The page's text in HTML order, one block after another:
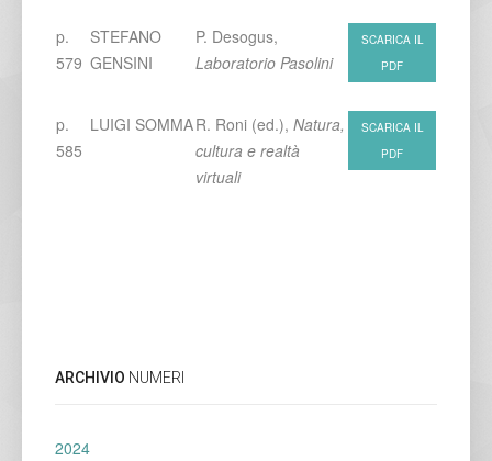
p.
579
STEFANO
GENSINI
P. Desogus,
Laboratorio Pasolini
SCARICA IL
PDF
p.
585
LUIGI SOMMAR. Roni (ed.), Natura,
cultura e realtà
virtuali
SCARICA IL
PDF
ARCHIVIO NUMERI
2024